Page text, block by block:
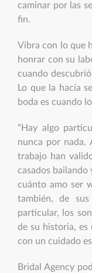
caminar por las
fin.
Vibra con lo que
honrar con su
cuando
Lo que la hacía
boda es cuando
“Hay algo
nunca por nada.
trabajo han
casados bailando
cuánto amo ser
también, de sus
particular, los
de su historia, es
con un cuidado
Bridal Agency